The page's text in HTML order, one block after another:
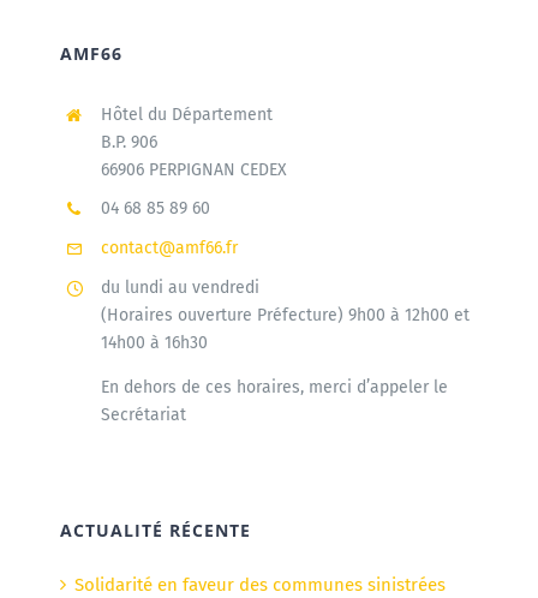
AMF66
Hôtel du Département
B.P. 906
66906 PERPIGNAN CEDEX
04 68 85 89 60
contact@amf66.fr
du lundi au vendredi
(Horaires ouverture Préfecture) 9h00 à 12h00 et
14h00 à 16h30
En dehors de ces horaires, merci d’appeler le
Secrétariat
ACTUALITÉ RÉCENTE
Solidarité en faveur des communes sinistrées